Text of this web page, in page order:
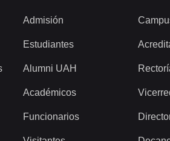
Admisión
Estudiantes
Alumni UAH
Académicos
Funcionarios